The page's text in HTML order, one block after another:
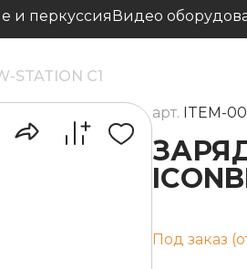
и перкуссияВидео
STATION C1
арт. ITEM-
Под заказ